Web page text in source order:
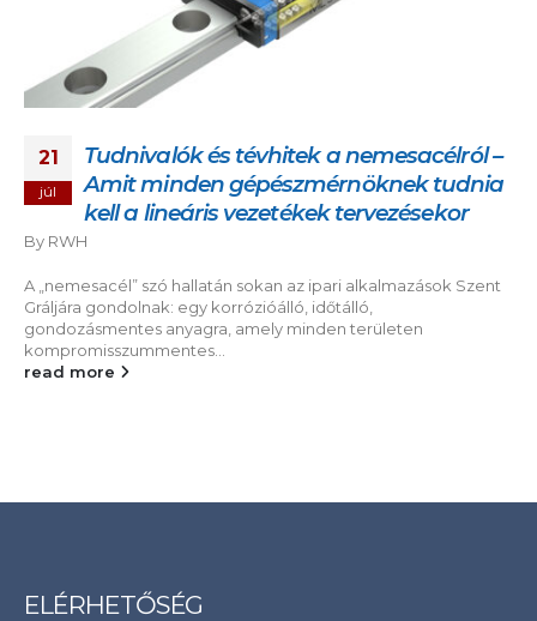
21
júl
Tudnivalók és tévhitek a nemesacélról –
Amit minden gépészmérnöknek tudnia
kell a lineáris vezetékek tervezésekor
By RWH
A „nemesacél” szó hallatán sokan az ipari alkalmazások Szent
Gráljára gondolnak: egy korrózióálló, időtálló,
gondozásmentes anyagra, amely minden területen
kompromisszummentes...
read more
ELÉRHETŐSÉG